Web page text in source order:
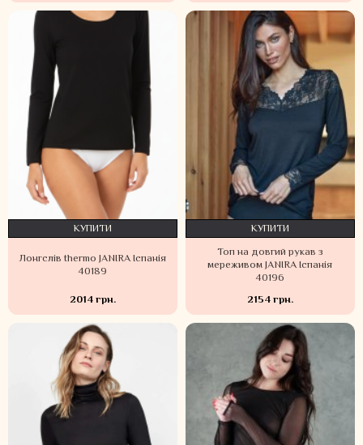
Лонгслів thermo JANIRA Іспанія
40189
2014 грн.
КУПИТИ
Топ на довгий рукав з
мереживом JANIRA Іспанія
40196
2154 грн.
КУПИТИ